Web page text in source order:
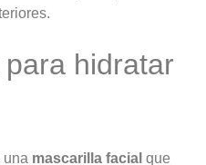
hidratar
una mascarilla facial que